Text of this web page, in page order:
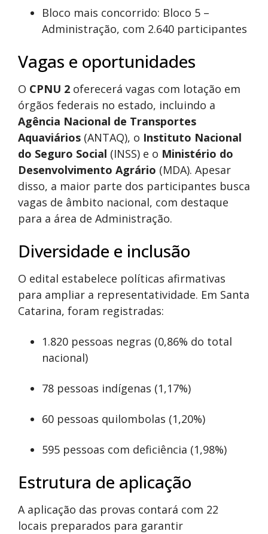
Bloco mais concorrido: Bloco 5 –
Administração, com 2.640 participantes
Vagas e oportunidades
O CPNU 2 oferecerá vagas com lotação em
órgãos federais no estado, incluindo a
Agência Nacional de Transportes
Aquaviários (ANTAQ), o Instituto Nacional
do Seguro Social (INSS) e o Ministério do
Desenvolvimento Agrário (MDA). Apesar
disso, a maior parte dos participantes busca
vagas de âmbito nacional, com destaque
para a área de Administração.
Diversidade e inclusão
O edital estabelece políticas afirmativas
para ampliar a representatividade. Em Santa
Catarina, foram registradas:
1.820 pessoas negras (0,86% do total
nacional)
78 pessoas indígenas (1,17%)
60 pessoas quilombolas (1,20%)
595 pessoas com deficiência (1,98%)
Estrutura de aplicação
A aplicação das provas contará com 22
locais preparados para garantir